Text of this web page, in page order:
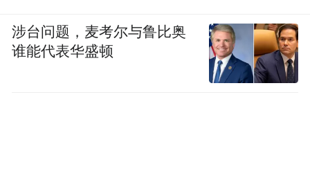
涉台问题，麦考尔与鲁比奥
谁能代表华盛顿